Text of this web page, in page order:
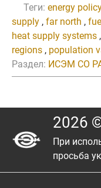
Теги: energy
supply , far north ,
heat supply systems ,
regions , population
Раздел: ИСЭМ СО
2026
При
просьба